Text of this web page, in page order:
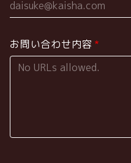
お問い合わせ内容